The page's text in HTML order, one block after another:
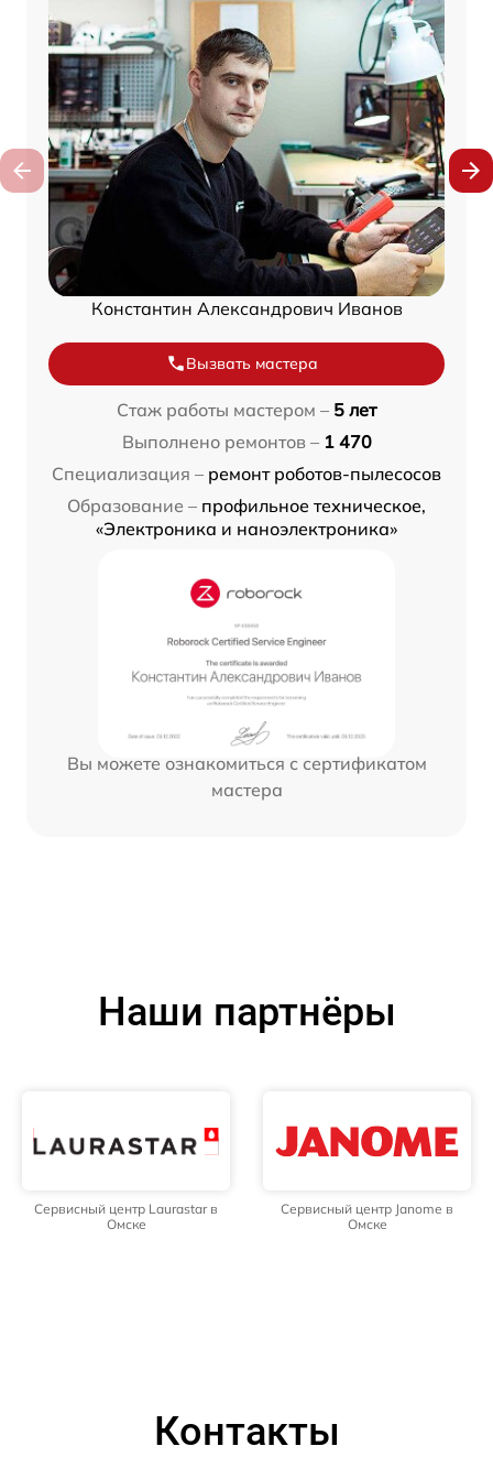
Константин Александрович Иванов
Вызвать мастера
Стаж работы мастером – 5 лет
Выполнено ремонтов – 1 470
Специализация – ремонт роботов-пылесосов
Образование – профильное техническое,
«Электроника и наноэлектроника»
Вы можете ознакомиться с сертификатом
мастера
Наши партнёры
Сервисный центр Laurastar в
Омске
Сервисный центр Janome в
Омске
Контакты